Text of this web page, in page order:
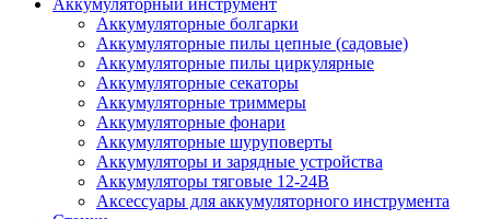
Аккумуляторный инструмент
Аккумуляторные болгарки
Аккумуляторные пилы цепные (садовые)
Аккумуляторные пилы циркулярные
Аккумуляторные секаторы
Аккумуляторные триммеры
Аккумуляторные фонари
Аккумуляторные шуруповерты
Аккумуляторы и зарядные устройства
Аккумуляторы тяговые 12-24В
Аксессуары для аккумуляторного инструмента